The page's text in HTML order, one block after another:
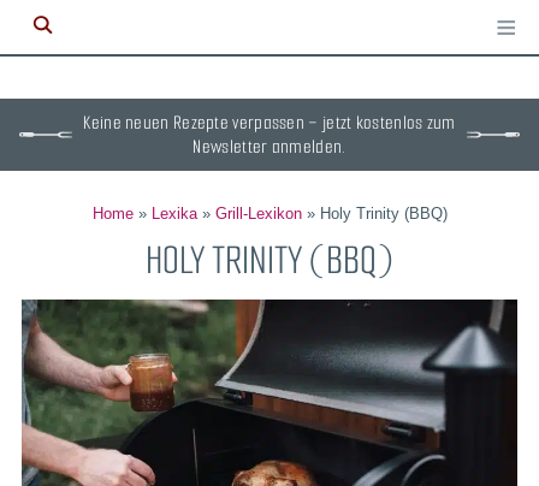
≡
Keine neuen Rezepte verpassen – jetzt kostenlos zum
Newsletter anmelden.
Home» Lexika» Grill-Lexikon» Holy Trinity (BBQ)
HOLY TRINITY (BBQ)